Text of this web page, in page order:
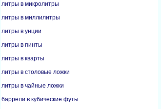
литры в микролитры
литры в миллилитры
литры в унции
литры в пинты
литры в кварты
литры в столовые ложки
литры в чайные ложки
баррели в кубические футы